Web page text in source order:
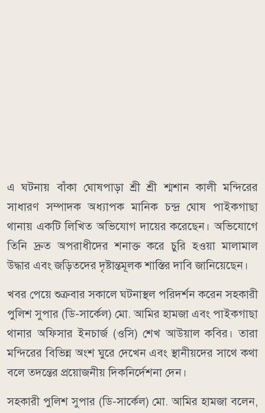
এ ঘটনায় বাঁকা ঘোষপাড়া শ্রী শ্রী শ্মশান কালী মন্দিরের
সাধারণ সম্পাদক অধ্যাপক মানিক চন্দ্র ঘোষ পাইকগাছা
থানায় একটি লিখিত অভিযোগ দায়ের করেছেন। অভিযোগে
তিনি দ্রুত অপরাধীদের শনাক্ত করে চুরি হওয়া মালামাল
উদ্ধার এবং জড়িতদের দৃষ্টান্তমূলক শাস্তির দাবি জানিয়েছেন।
খবর পেয়ে শুক্রবার সকালে ঘটনাস্থল পরিদর্শন করেন সহকারী
পুলিশ সুপার (ডি-সার্কেল) মো. আমির হামজা এবং পাইকগাছা
থানার অফিসার ইনচার্জ (ওসি) শেখ আউয়াল কবির। তারা
মন্দিরের বিভিন্ন অংশ ঘুরে দেখেন এবং স্থানীয়দের সাথে কথা
বলে তদন্তের প্রয়োজনীয় দিকনির্দেশনা দেন।
সহকারী পুলিশ সুপার (ডি-সার্কেল) মো. আমির হামজা বলেন,